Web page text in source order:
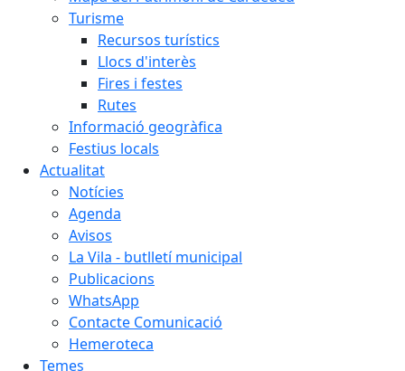
Turisme
Recursos turístics
Llocs d'interès
Fires i festes
Rutes
Informació geogràfica
Festius locals
Actualitat
Notícies
Agenda
Avisos
La Vila - butlletí municipal
Publicacions
WhatsApp
Contacte Comunicació
Hemeroteca
Temes